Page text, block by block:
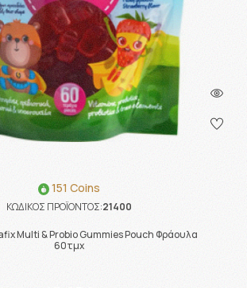
151 Coins
ΚΩΔΙΚΟΣ ΠΡΟΪΟΝΤΟΣ:21400
Multi & Probio Gummies Pouch Φράουλα
60τμχ